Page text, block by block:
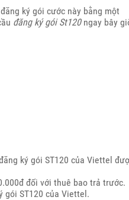
ký gói cước này bằng một
đăng ký gói St120ngay bây
ký gói ST120 của Viettel
đối với thuê bao trả trước.
gói ST120 của Viettel.